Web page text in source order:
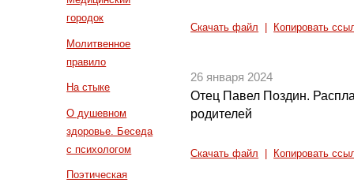
городок
Молитвенное
правило
На стыке
О душевном
здоровье. Беседа
с психологом
Поэтическая
Скачать файл Копировать
26 января 2024
Отец Павел Поздин.
родителей
Скачать файл Копировать